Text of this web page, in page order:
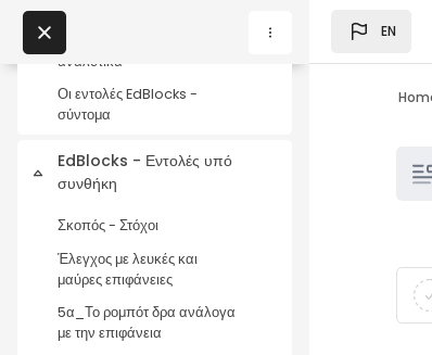
BlocksMy Courses
4β_Το Edison παίζει μουσική
αναλυτικά
Οι εντολές EdBlocks -
σύντομα
Collapse
EdBlocks - Εντολές υπό
συνθήκη
Σκοπός - Στόχοι
Έλεγχος με λευκές και
μαύρες επιφάνειες
5α_Το ρομπότ δρα ανάλογα
με την επιφάνεια
EN